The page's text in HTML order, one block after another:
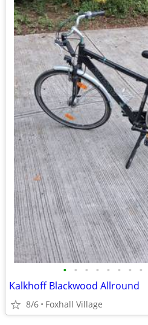
• • • • • • • •
Kalkhoff Blackwood Allround
8/6 Foxhall Village